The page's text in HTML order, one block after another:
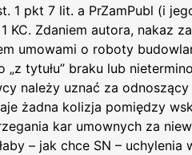
1 pkt 7 lit. a PrZamPubl (i
Zdaniem autora, nakaz
umowami o roboty
tytułu” braku lub
należy uznać za
żadna kolizja pomiędzy
kar umownych za
– jak chce SN – uchylenia